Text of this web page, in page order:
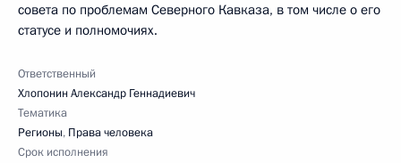
совета по проблемам Северного Кавказа, в том числе о его
статусе и полномочиях.
Ответственный
Хлопонин Александр Геннадиевич
Тематика
Регионы, Права человека
Срок исполнения